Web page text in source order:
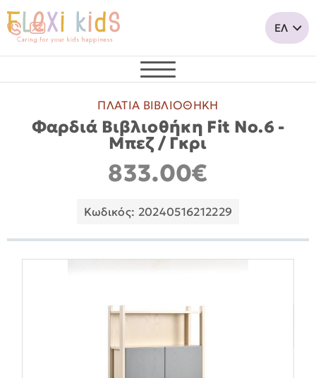
ΠΛΑΤΙΑ ΒΙΒΛΙΟΘΗΚΗ
Φαρδιά Βιβλιοθήκη Fit No.6 -
Mπεζ / Γκρι
833.00€
Κωδικός: 20240516212229